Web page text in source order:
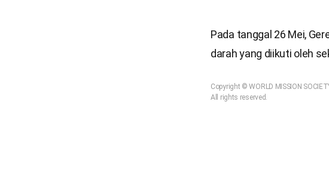
Pada tanggal 26 Mei,
darah yang diikuti oleh
Copyright © WORLD MISSION
All rights reserved.